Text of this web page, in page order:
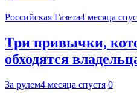
Российская Газета4 месяца
Три привычки,
обходятся
За рулем4 месяца спустя 0